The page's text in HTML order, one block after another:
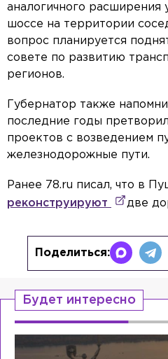
аналогичного расширения
шоссе на территории
вопрос планируется
совете по развитию
регионов.
Губернатор также
последние годы
проектов с возведением
железнодорожные пути.
Ранее 78.ru писал, что в
реконструируют
две
Поделиться:
Будет интересно